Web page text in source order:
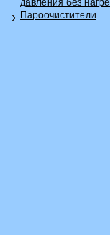
давления без
Пароочистители